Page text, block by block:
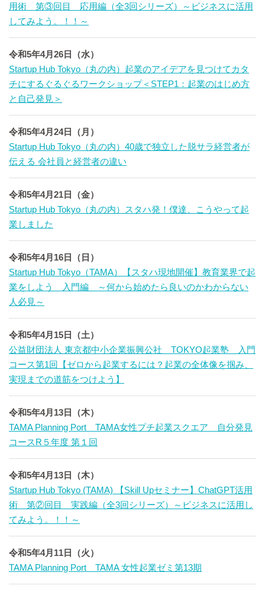
用術 第③回目 応用編（全3回シリーズ）～ビジネスに活用
してみよう。！！～
令和5年4月26日（水）
Startup Hub Tokyo（丸の内）起業のアイデアを見つけてカタ
チにするぐるぐるワークショップ＜STEP1：起業のはじめ方
と自己発見＞
令和5年4月24日（月）
Startup Hub Tokyo（丸の内）40歳で独立した脱サラ経営者が
伝える 会社員と経営者の違い
令和5年4月21日（金）
Startup Hub Tokyo（丸の内）スタハ発！僕達、こうやって起
業しました
令和5年4月16日（日）
Startup Hub Tokyo（TAMA）【スタハ現地開催】教育業界で起
業をしよう 入門編 ～何から始めたら良いのかわからない
人必見～
令和5年4月15日（土）
公益財団法人 東京都中小企業振興公社 TOKYO起業塾 入門
コース第1回【ゼロから起業するには？起業の全体像を掴み、
実現までの道筋をつけよう】
令和5年4月13日（木）
TAMA Planning Port TAMA女性プチ起業スクエア 自分発見
コースR５年度 第１回
令和5年4月13日（木）
Startup Hub Tokyo (TAMA) 【Skill Upセミナー】ChatGPT活用
術 第②回目 実践編（全3回シリーズ）～ビジネスに活用し
てみよう。！！～
令和5年4月11日（火）
TAMA Planning Port TAMA 女性起業ゼミ第13期